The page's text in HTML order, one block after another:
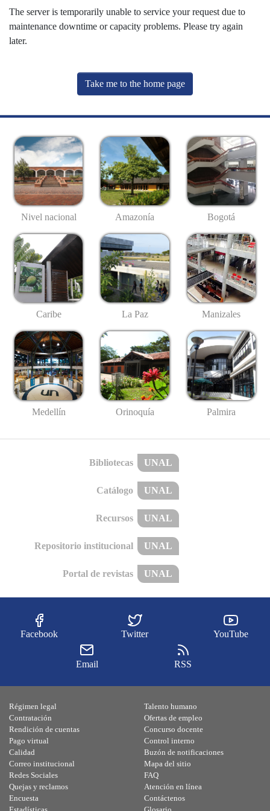
The server is temporarily unable to service your request due to
maintenance downtime or capacity problems. Please try again
later.
Take me to the home page
Nivel nacional Amazonía Bogotá
Caribe La Paz Manizales
Medellín Orinoquía Palmira
Bibliotecas UNAL
Catálogo UNAL
Recursos UNAL
Repositorio institucional UNAL
Portal de revistas UNAL
Facebook Twitter YouTube
Email RSS
Régimen legal
Contratación
Rendición de cuentas
Pago virtual
Calidad
Talento humano
Ofertas de empleo
Concurso docente
Control interno
Buzón de notificaciones
Correo institucional
Redes Sociales
Quejas y reclamos
Encuesta
Mapa del sitio
FAQ
Atención en línea
Contáctenos